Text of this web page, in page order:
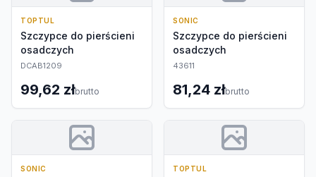
TOPTUL
Szczypce do pierścieni
osadczych
DCAB1209
99,62 złbrutto
SONIC
Szczypce do pierścieni
osadczych
43611
81,24 złbrutto
SONIC TOPTUL